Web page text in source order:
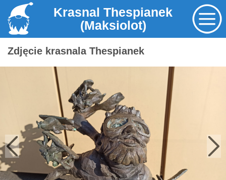
Krasnal Thespianek
(Maksiolot)
Zdjęcie krasnala Thespianek